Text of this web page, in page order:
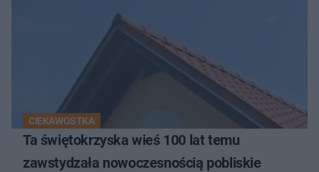
CIEKAWOSTKA
Ta świętokrzyska wieś 100 lat temu
zawstydzała nowoczesnością pobliskie